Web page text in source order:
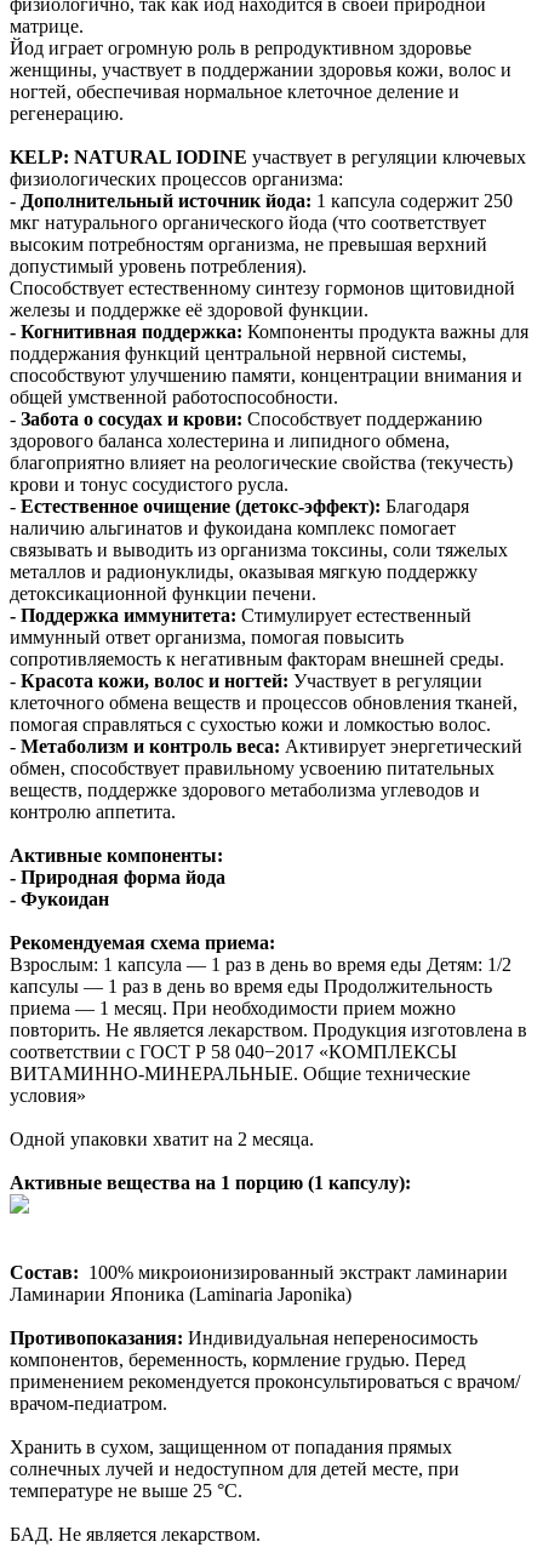
матрице.
Йод играет огромную роль в репродуктивном здоровье
женщины, участвует в поддержании здоровья кожи, волос и
ногтей, обеспечивая нормальное клеточное деление и
регенерацию.
KELP: NATURAL IODINE участвует в регуляции ключевых
физиологических процессов организма:
- Дополнительный источник йода: 1 капсула содержит 250
мкг натурального органического йода (что соответствует
высоким потребностям организма, не превышая верхний
допустимый уровень потребления).
Способствует естественному синтезу гормонов щитовидной
железы и поддержке её здоровой функции.
- Когнитивная поддержка: Компоненты продукта важны для
поддержания функций центральной нервной системы,
способствуют улучшению памяти, концентрации внимания и
общей умственной работоспособности.
- Забота о сосудах и крови: Способствует поддержанию
здорового баланса холестерина и липидного обмена,
благоприятно влияет на реологические свойства (текучесть)
крови и тонус сосудистого русла.
- Естественное очищение (детокс-эффект): Благодаря
наличию альгинатов и фукоидана комплекс помогает
связывать и выводить из организма токсины, соли тяжелых
металлов и радионуклиды, оказывая мягкую поддержку
детоксикационной функции печени.
- Поддержка иммунитета: Стимулирует естественный
иммунный ответ организма, помогая повысить
сопротивляемость к негативным факторам внешней среды.
- Красота кожи, волос и ногтей: Участвует в регуляции
клеточного обмена веществ и процессов обновления тканей,
помогая справляться с сухостью кожи и ломкостью волос.
- Метаболизм и контроль веса: Активирует энергетический
обмен, способствует правильному усвоению питательных
веществ, поддержке здорового метаболизма углеводов и
контролю аппетита.
Активные компоненты:
- Природная форма йода
- Фукоидан
Рекомендуемая схема приема:
Взрослым: 1 капсула — 1 раз в день во время еды Детям: 1/2
капсулы — 1 раз в день во время еды Продолжительность
приема — 1 месяц. При необходимости прием можно
повторить. Не является лекарством. Продукция изготовлена в
соответствии с ГОСТ Р 58 040−2017 «КОМПЛЕКСЫ
ВИТАМИННО-МИНЕРАЛЬНЫЕ. Общие технические
условия»
Одной упаковки хватит на 2 месяца.
Активные вещества на 1 порцию (1 капсулу):
Состав: 100% микроионизированный экстракт ламинарии
Ламинарии Японика (Laminaria Japonika)
Противопоказания: Индивидуальная непереносимость
компонентов, беременность, кормление грудью. Перед
применением рекомендуется проконсультироваться с врачом/
врачом-педиатром.
Хранить в сухом, защищенном от попадания прямых
солнечных лучей и недоступном для детей месте, при
температуре не выше 25 °C.
БАД. Не является лекарством.